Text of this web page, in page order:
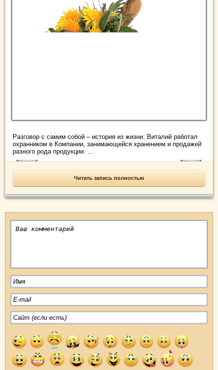
Разговор с самим собой – история из жизни. Виталий работал
охранником в Компании, занимающейся хранением и продажей
разного рода продукции. ...
Читать запись полностью